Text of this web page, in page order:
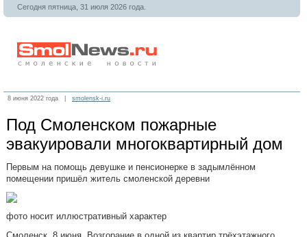
Сегодня пятница, 31 июля 2026 года.
8 июня 2022 года | smolensk-i.ru
Под Смоленском пожарные
эвакуировали многоквартирный дом
Первым на помощь девушке и пенсионерке в задымлённом
помещении пришёл житель смоленской деревни
фото носит иллюстративный характер